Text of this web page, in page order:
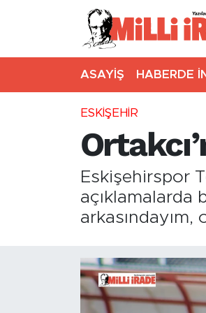
ASAYİŞ HABERDE
ESKİŞEHİR
Eskişehirspor
açıklamalarda